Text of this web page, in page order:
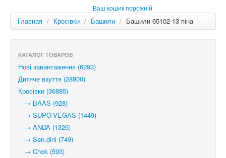
РОС
Ваш кошик порожній
Главная / Кросівки / Башили / Башили 65102-13 піна
КАТАЛОГ ТОВАРОВ
Нові завантаження (6293)
Дитяче взуття (28800)
Кросівки (36885)
→ BAAS (928)
→ SUPO-VEGAS (1449)
→ ANDA (1326)
→ Sen.dini (749)
→ Chok (593)